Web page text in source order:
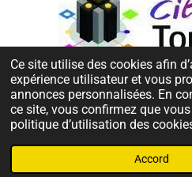
Ce site utilise des cookies afin
expérience utilisateur et vous
annonces personnalisées. En
ce site, vous confirmez que
politique d’utilisation des
Accord
© 2023 -
Téléphone